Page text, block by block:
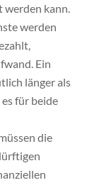
werden kann.
werden
Ein
länger als
für beide
die